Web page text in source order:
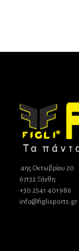
4ης Οκτωβρίου 20
67132 Ξάνθη
+30 2541 401986
info@figlisports.gr